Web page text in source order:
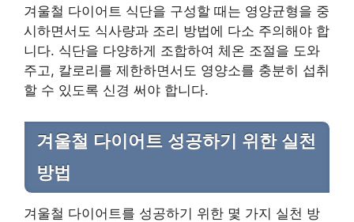
겨울철 다이어트 식단을 구성할 때는 영양균형을 중
시하면서도 식사량과 조리 방법에 다소 주의해야 합
니다. 식단을 다양하게 조합하여 체온 조절을 도와
주고, 칼로리를 제한하면서도 영양소를 충분히 섭취
할 수 있도록 신경 써야 합니다.
겨울철 다이어트 성공하기 위한 실천
방법
겨울철 다이어트를 성공하기 위한 몇 가지 실천 방